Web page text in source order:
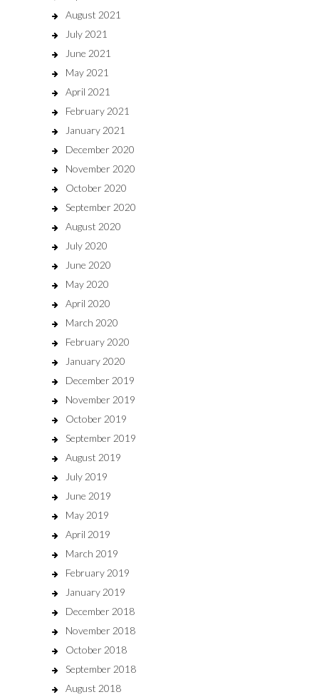
August 2021
July 2021
June 2021
May 2021
April 2021
February 2021
January 2021
December 2020
November 2020
October 2020
September 2020
August 2020
July 2020
June 2020
May 2020
April 2020
March 2020
February 2020
January 2020
December 2019
November 2019
October 2019
September 2019
August 2019
July 2019
June 2019
May 2019
April 2019
March 2019
February 2019
January 2019
December 2018
November 2018
October 2018
September 2018
August 2018